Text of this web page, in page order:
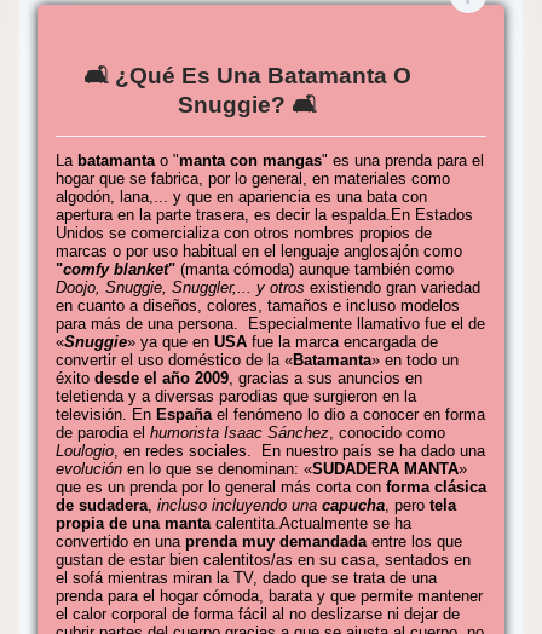
🛋️ ¿Qué Es Una Batamanta O
Snuggie? 🛋️
La batamantao "manta con mangas" es una prenda para el
hogar que se fabrica, por lo general, en materiales como
algodón, lana,... y que en apariencia es una bata con
apertura en la parte trasera, es decir la espalda.En Estados
Unidos se comercializa con otros nombres propios de
marcas o por uso habitual en el lenguaje anglosajón como
"comfy blanket" (manta cómoda) aunque también como
Doojo, Snuggie, Snuggler,... y otros existiendo gran variedad
en cuanto a diseños, colores, tamaños e incluso modelos
para más de una persona. Especialmente llamativo fue el de
«Snuggie» ya que en USA fue la marca encargada de
convertir el uso doméstico de la «Batamanta» en todo un
éxito desde el año 2009, gracias a sus anuncios en
teletienda y a diversas parodias que surgieron en la
televisión. En España el fenómeno lo dio a conocer en forma
de parodia el humorista Isaac Sánchez, conocido como
Loulogio, en redes sociales. En nuestro país se ha dado una
evolución en lo que se denominan: «SUDADERA MANTA»
que es un prenda por lo general más corta con forma clásica
de sudadera, incluso incluyendo una capucha, pero tela
propia de una mantacalentita.Actualmente se ha
convertido en una prenda muy demandadaentre los que
gustan de estar bien calentitos/as en su casa, sentados en
el sofá mientras miran la TV, dado que se trata de una
prenda para el hogar cómoda, barata y que permite mantener
el calor corporal de forma fácil al no deslizarse ni dejar de